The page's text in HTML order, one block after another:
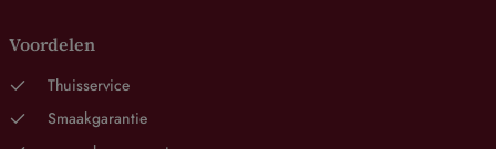
Voordelen
Thuisservice
Smaakgarantie